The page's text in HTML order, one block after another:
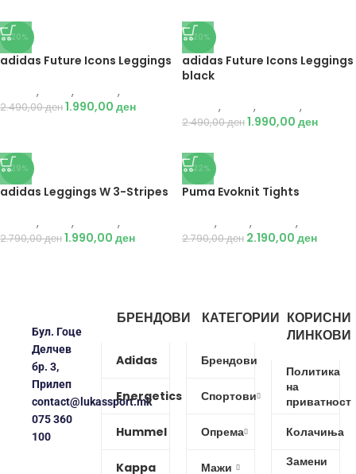
-20%
adidas Future Icons Leggings
, , ,
2.490,00ден1.990,00 ден
-20%
adidas Future Icons Leggings
black
, , ,
2.490,00ден1.990,00 ден
-29%
adidas Leggings W 3-Stripes
, , ,
2.790,00ден1.990,00 ден
-22%
Puma Evoknit Tights
, , ,
2.790,00ден 2.190,00 ден
Бул. Гоце
Делчев
бр. 3,
Прилеп
contact@lukassport.mk
075 360
100
БРЕНДОВИ
Adidas
Energetics
Hummel
Kappa
КАТЕГОРИИ
Брендови
Спортови
Опрема
Мажи
КОРИСНИ
ЛИНКОВИ
Политика
на
приватност
Колачиња
Замени